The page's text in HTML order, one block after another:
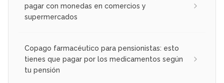
pagar con monedas en comercios y
supermercados
Copago farmacéutico para pensionistas: esto
tienes que pagar por los medicamentos según
tu pensión